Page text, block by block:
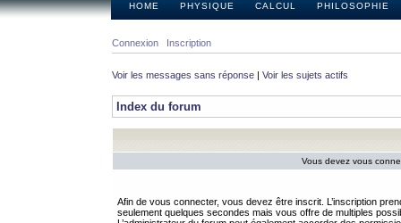
HOME PHYSIQUE CALCUL PHILOSOPHIE
Connexion Inscription
Voir les messages sans réponse | Voir les sujets actifs
Index du forum
Vous devez vous
Afin de vous connecter, vous devez être inscrit. L’inscription
seulement quelques secondes mais vous offre de multiples